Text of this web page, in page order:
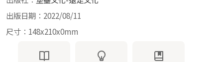
出版日期：2022/08/11
尺寸：148x210x0mm